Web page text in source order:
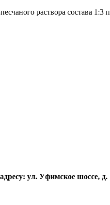
раствора состава
ул. Уфимское шоссе, д.